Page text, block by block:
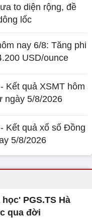
to diện rộng, đề
lốc
nay 6/8: Tăng phi
USD/ounce
Kết quả XSMT hôm
ngày 5/8/2026
Kết quả xổ số Đồng
5/8/2026
PGS.TS Hà
qua đời